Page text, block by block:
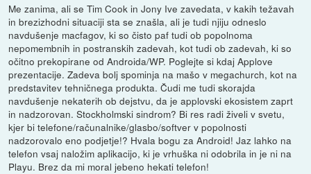
Me zanima, ali se Tim Cook in Jony Ive zavedata, v kakih težavah
in brezizhodni situaciji sta se znašla, ali je tudi njiju odneslo
navdušenje macfagov, ki so čisto paf tudi ob popolnoma
nepomembnih in postranskih zadevah, kot tudi ob zadevah, ki so
očitno prekopirane od Androida/WP. Poglejte si kdaj Applove
prezentacije. Zadeva bolj spominja na mašo v megachurch, kot na
predstavitev tehničnega produkta. Čudi me tudi skorajda
navdušenje nekaterih ob dejstvu, da je applovski ekosistem zaprt
in nadzorovan. Stockholmski sindrom? Bi res radi živeli v svetu,
kjer bi telefone/računalnike/glasbo/softver v popolnosti
nadzorovalo eno podjetje!? Hvala bogu za Android! Jaz lahko na
telefon vsaj naložim aplikacijo, ki je vrhuška ni odobrila in je ni na
Playu. Brez da mi moral jebeno hekati telefon!